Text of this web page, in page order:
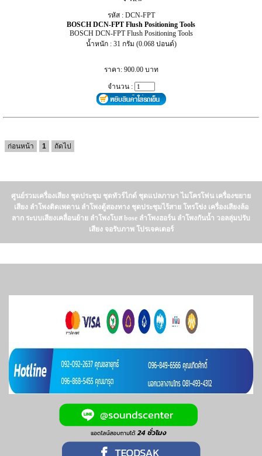
รหัส : DCN‑FPT
BOSCH DCN‑FPT Flush Positioning Tools
BOSCH DCN‑FPT Flush Positioning Tools
น้ำหนัก : 31 กรัม (0.068 ปอนด์)
ราคา: 900.00 บาท
จำนวน :
ก่อนหน้า 1 ถัดไป
ศูนย์รวมเครื่องเสียง ชุดประชุม ชุดทัวร์ไกด์ ชุดแปลภาษา ไมโครโฟน เครื่องขยาย
เสียง ลำโพงติดเพดาน ลำโพงตู้สองทาง ชุดประชุมไร้สาย โทรโข่ง เครื่องเสียงล้อ
ลาก ระบบเสียงเคลื่อนย้าย ลำโพงโบส bose ลำโพงฮอร์น ลำโพงกันน้ำ วอลลุ่มปรับ
เสียง จอรับภาพ โปรเจคเตอร์